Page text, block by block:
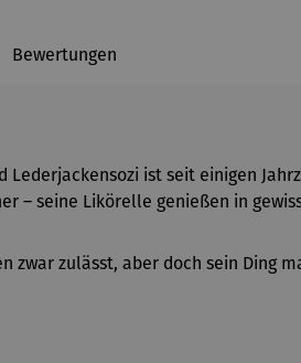
Bewertungen
ist seit einigen
– seine Likörelle genießen in
zwar zulässt, aber doch sein Ding